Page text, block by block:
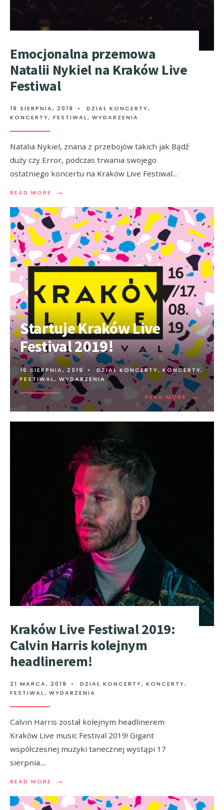
Emocjonalna przemowa
Natalii Nykiel na Kraków Live
Festiwal
19 SIERPNIA, 2019 • DZIAŁ KONCERTY,
KONCERTY, FESTIWAL, WYDARZENIA
Natalia Nykiel, znana z przebojów takich jak Bądź
duży czy Error, podczas trwania swojego
ostatniego koncertu na Kraków Live Festiwal...
READ MORE →
Startuje Kraków Live
Festival 2019!
16 SIERPNIA, 2019 • DZIAŁ KONCERTY, KONCERTY,
FESTIWAL, WYDARZENIA
READ MORE →
Kraków Live Festiwal 2019:
Calvin Harris kolejnym
headlinerem!
21 MARCA, 2019 • DZIAŁ KONCERTY, KONCERTY,
FESTIWAL, WYDARZENIA
Calvin Harris został kolejnym headlinerem
Kraków Live music Festival 2019! Gigant
współczesnej muzyki tanecznej wystąpi 17
sierpnia....
READ MORE →